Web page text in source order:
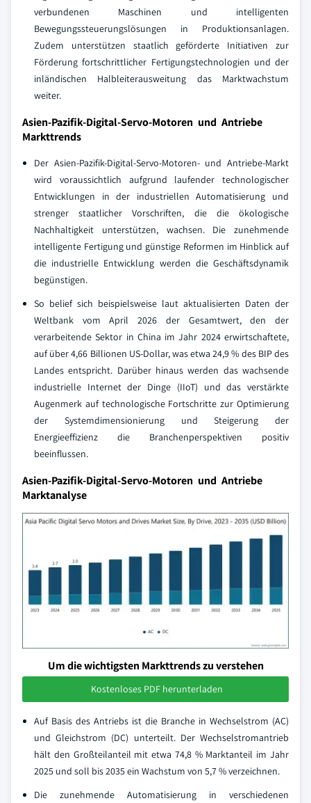
verbundenen Maschinen und intelligenten
Bewegungssteuerungslösungen in Produktionsanlagen.
Zudem unterstützen staatlich geförderte Initiativen zur
Förderung fortschrittlicher Fertigungstechnologien und der
inländischen Halbleiterausweitung das Marktwachstum
weiter.
Asien-Pazifik-Digital-Servo-Motoren und Antriebe
Markttrends
Der Asien-Pazifik-Digital-Servo-Motoren- und Antriebe-Markt
wird voraussichtlich aufgrund laufender technologischer
Entwicklungen in der industriellen Automatisierung und
strenger staatlicher Vorschriften, die die ökologische
Nachhaltigkeit unterstützen, wachsen. Die zunehmende
intelligente Fertigung und günstige Reformen im Hinblick auf
die industrielle Entwicklung werden die Geschäftsdynamik
begünstigen.
So belief sich beispielsweise laut aktualisierten Daten der
Weltbank vom April 2026 der Gesamtwert, den der
verarbeitende Sektor in China im Jahr 2024 erwirtschaftete,
auf über 4,66 Billionen US-Dollar, was etwa 24,9 % des BIP des
Landes entspricht. Darüber hinaus werden das wachsende
industrielle Internet der Dinge (IIoT) und das verstärkte
Augenmerk auf technologische Fortschritte zur Optimierung
der Systemdimensionierung und Steigerung der
Energieeffizienz die Branchenperspektiven positiv
beeinflussen.
Asien-Pazifik-Digital-Servo-Motoren und Antriebe
Marktanalyse
Um die wichtigsten Markttrends zu verstehen
Kostenloses PDF herunterladen
Auf Basis des Antriebs ist die Branche in Wechselstrom (AC)
und Gleichstrom (DC) unterteilt. Der Wechselstromantrieb
hält den Großteilanteil mit etwa 74,8 % Marktanteil im Jahr
2025 und soll bis 2035 ein Wachstum von 5,7 % verzeichnen.
Die zunehmende Automatisierung in verschiedenen